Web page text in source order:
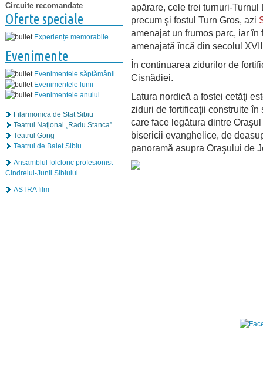
Circuite recomandate
Oferte speciale
Experiențe memorabile
Evenimente
Evenimentele săptămânii
Evenimentele lunii
Evenimentele anului
Filarmonica de Stat Sibiu
Teatrul Naţional „Radu Stanca”
Teatrul Gong
Teatrul de Balet Sibiu
Ansamblul folcloric profesionist
Cindrelul-Junii Sibiului
ASTRA film
apărare, cele trei turnuri-
precum şi fostul Turn Gros, azi
amenajat un frumos parc, iar
amenajată încă din secolul
În continuarea zidurilor de
Cisnădiei.
Latura nordică a fostei cetăţi
ziduri de fortificaţii construite
care face legătura dintre
bisericii evanghelice, de
panoramă asupra Oraşului